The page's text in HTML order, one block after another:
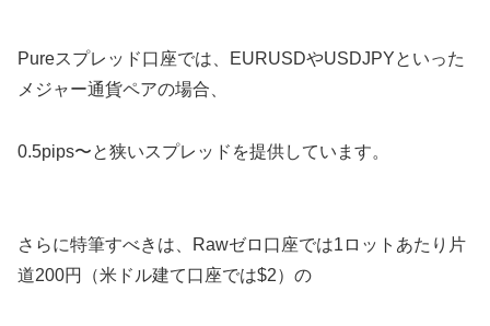
Pureスプレッド口座では、EURUSDやUSDJPYといった
メジャー通貨ペアの場合、
0.5pips〜と狭いスプレッドを提供しています。
さらに特筆すべきは、Rawゼロ口座では1ロットあたり片
道200円（米ドル建て口座では$2）の